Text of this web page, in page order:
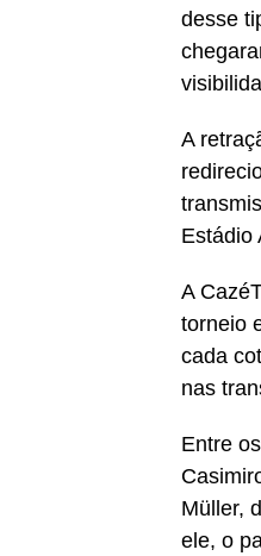
desse
A
Estádio
A
torneio
cada
nas
Entre
Müller,
ele, o